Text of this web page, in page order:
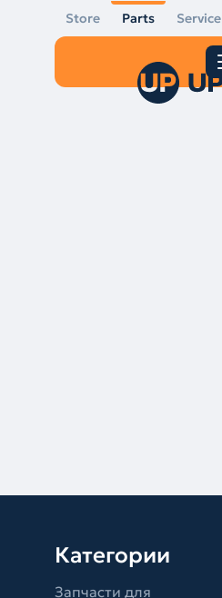
Store Parts Service
Категории
Запчасти для